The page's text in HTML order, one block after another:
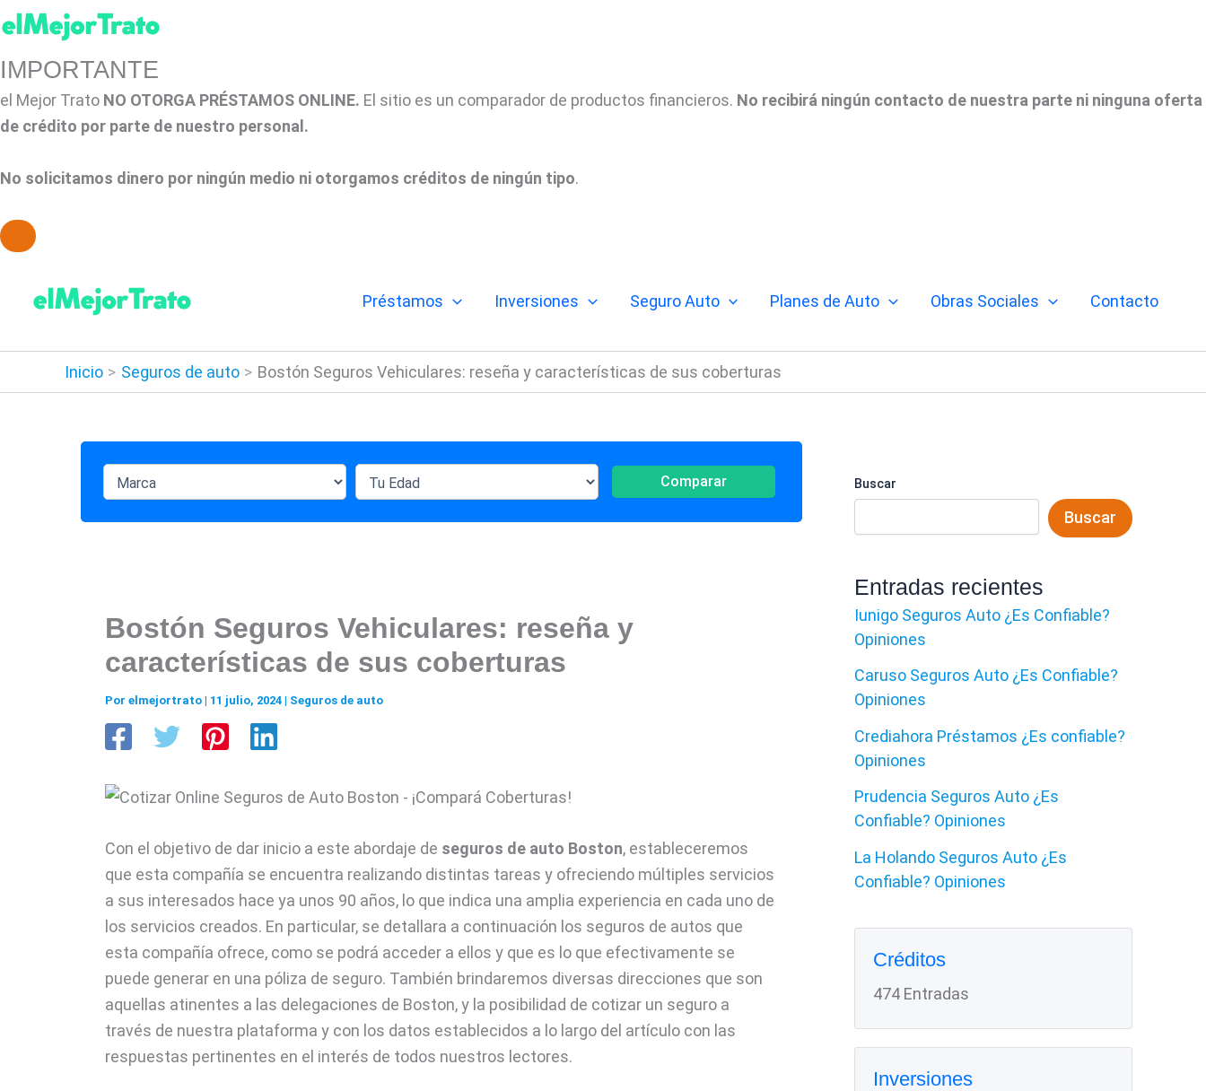
IMPORTANTE
el Mejor Trato NO OTORGA PRÉSTAMOS ONLINE. El sitio es un comparador de productos financieros. No recibirá ningún contacto de nuestra parte ni ninguna oferta
de crédito por parte de nuestro personal.
No solicitamos dinero por ningún medio ni otorgamos créditos de ningún tipo.
contenido
Préstamos Inversiones Seguro Auto Planes de Auto Obras Sociales Contacto
Inicio Seguros de auto Bostón Seguros Vehiculares: reseña y características de sus coberturas
Comparar
Bostón Seguros Vehiculares: reseña y
características de sus coberturas
Por elmejortrato | 11 julio, 2024 | Seguros de auto
Con el objetivo de dar inicio a este abordaje de seguros de auto Boston, estableceremos
que esta compañía se encuentra realizando distintas tareas y ofreciendo múltiples servicios
a sus interesados hace ya unos 90 años, lo que indica una amplia experiencia en cada uno de
los servicios creados. En particular, se detallara a continuación los seguros de autos que
esta compañía ofrece, como se podrá acceder a ellos y que es lo que efectivamente se
puede generar en una póliza de seguro. También brindaremos diversas direcciones que son
aquellas atinentes a las delegaciones de Boston, y la posibilidad de cotizar un seguro a
través de nuestra plataforma y con los datos establecidos a lo largo del artículo con las
respuestas pertinentes en el interés de todos nuestros lectores.
Buscar
Buscar
Entradas recientes
Iunigo Seguros Auto ¿Es Confiable?
Opiniones
Caruso Seguros Auto ¿Es Confiable?
Opiniones
Crediahora Préstamos ¿Es confiable?
Opiniones
Prudencia Seguros Auto ¿Es
Confiable? Opiniones
La Holando Seguros Auto ¿Es
Confiable? Opiniones
Créditos
474 Entradas
Inversiones